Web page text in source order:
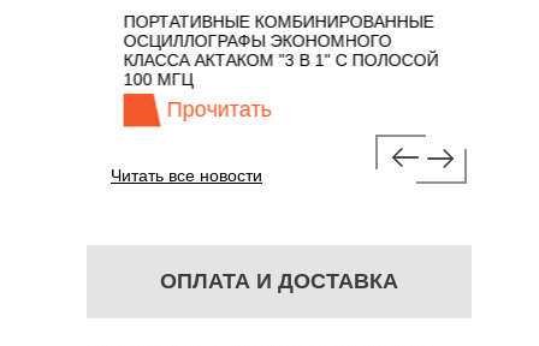
ПОРТАТИВНЫЕ КОМБИНИРОВАННЫЕ
ОСЦИЛЛОГРАФЫ ЭКОНОМНОГО
КЛАССА АКТАКОМ "3 В 1" С ПОЛОСОЙ
100 МГЦ
Прочитать
Читать все новости
ОПЛАТА И ДОСТАВКА